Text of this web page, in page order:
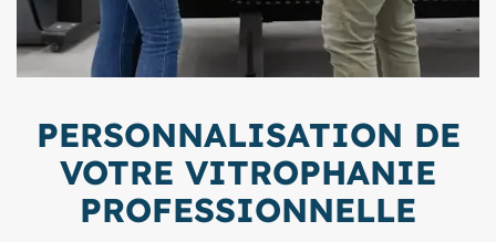
PERSONNALISATION DE
VOTRE VITROPHANIE
PROFESSIONNELLE